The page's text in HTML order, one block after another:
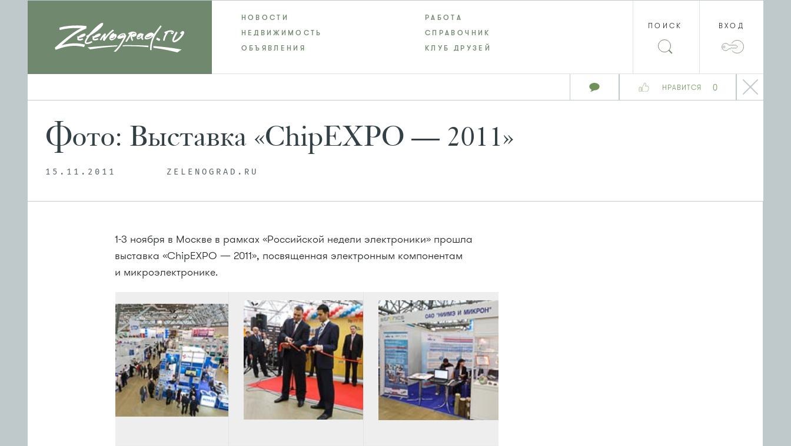
НРАВИТСЯ 0
НОВОСТИ
РАБОТА
НЕДВИЖИМОСТЬ
СПРАВОЧНИК
ОБЪЯВЛЕНИЯ
КЛУБ ДРУЗЕЙ
ПОИСК ВХОД
Фото: Выставка «ChipEXPO — 2011»
15.11.2011 ZELENOGRAD.RU
1-3 ноября в Москве в рамках «Российской недели электроники» прошла
выставка «ChipEXPO — 2011», посвященная электронным компонентам
и микроэлектронике.